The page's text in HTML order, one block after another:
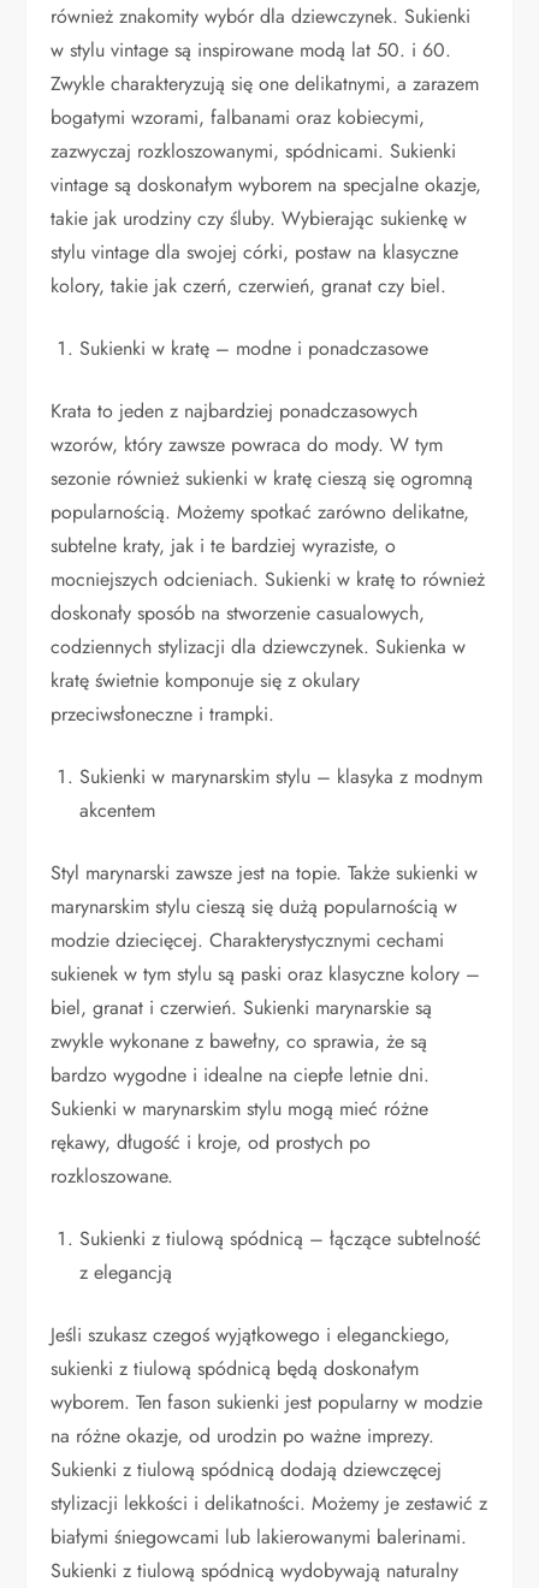
również znakomity wybór dla dziewczynek. Sukienki
w stylu vintage są inspirowane modą lat 50. i 60.
Zwykle charakteryzują się one delikatnymi, a zarazem
bogatymi wzorami, falbanami oraz kobiecymi,
zazwyczaj rozkloszowanymi, spódnicami. Sukienki
vintage są doskonałym wyborem na specjalne okazje,
takie jak urodziny czy śluby. Wybierając sukienkę w
stylu vintage dla swojej córki, postaw na klasyczne
kolory, takie jak czerń, czerwień, granat czy biel.
Sukienki w kratę – modne i ponadczasowe
Krata to jeden z najbardziej ponadczasowych
wzorów, który zawsze powraca do mody. W tym
sezonie również sukienki w kratę cieszą się ogromną
popularnością. Możemy spotkać zarówno delikatne,
subtelne kraty, jak i te bardziej wyraziste, o
mocniejszych odcieniach. Sukienki w kratę to również
doskonały sposób na stworzenie casualowych,
codziennych stylizacji dla dziewczynek. Sukienka w
kratę świetnie komponuje się z okulary
przeciwsłoneczne i trampki.
Sukienki w marynarskim stylu – klasyka z modnym
akcentem
Styl marynarski zawsze jest na topie. Także sukienki w
marynarskim stylu cieszą się dużą popularnością w
modzie dziecięcej. Charakterystycznymi cechami
sukienek w tym stylu są paski oraz klasyczne kolory –
biel, granat i czerwień. Sukienki marynarskie są
zwykle wykonane z bawełny, co sprawia, że są
bardzo wygodne i idealne na ciepłe letnie dni.
Sukienki w marynarskim stylu mogą mieć różne
rękawy, długość i kroje, od prostych po
rozkloszowane.
Sukienki z tiulową spódnicą – łączące subtelność
z elegancją
Jeśli szukasz czegoś wyjątkowego i eleganckiego,
sukienki z tiulową spódnicą będą doskonałym
wyborem. Ten fason sukienki jest popularny w modzie
na różne okazje, od urodzin po ważne imprezy.
Sukienki z tiulową spódnicą dodają dziewczęcej
stylizacji lekkości i delikatności. Możemy je zestawić z
białymi śniegowcami lub lakierowanymi balerinami.
Sukienki z tiulową spódnicą wydobywają naturalny